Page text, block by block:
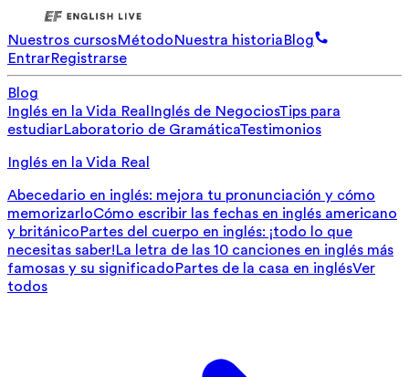
Nuestros cursosMétodoNuestra historiaBlog
EntrarRegistrarse
Blog
Inglés en la Vida Real Inglés de NegociosTips para
estudiarLaboratorio de GramáticaTestimonios
Inglés en la Vida Real
Abecedario en inglés: mejora tu pronunciación y cómo
memorizarloCómo escribir las fechas en inglés americano
y británicoPartes del cuerpo en inglés: ¡todo lo que
necesitas saber!La letra de las 10 canciones en inglés más
famosas y su significadoPartes de la casa en inglésVer
todos